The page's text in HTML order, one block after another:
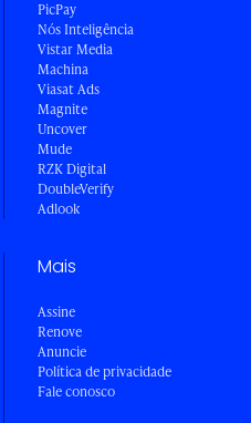
PicPay
Nós Inteligência
Vistar Media
Machina
Viasat Ads
Magnite
Uncover
Mude
RZK Digital
DoubleVerify
Adlook
Mais
Assine
Renove
Anuncie
Política de privacidade
Fale conosco